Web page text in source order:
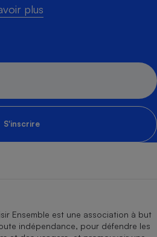
plus
S'inscrire
Ensemble est une association à but
indépendance, pour défendre les